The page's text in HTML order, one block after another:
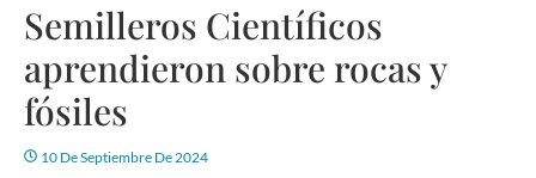
Semilleros Científicos
aprendieron sobre rocas y
fósiles
10 De Septiembre De 2024